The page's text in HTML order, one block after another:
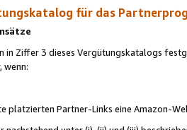
für das
in Ziffer 3 dieses Vergütungskatalogs
wenn:
platzierten Partner-Links eine Amazon-